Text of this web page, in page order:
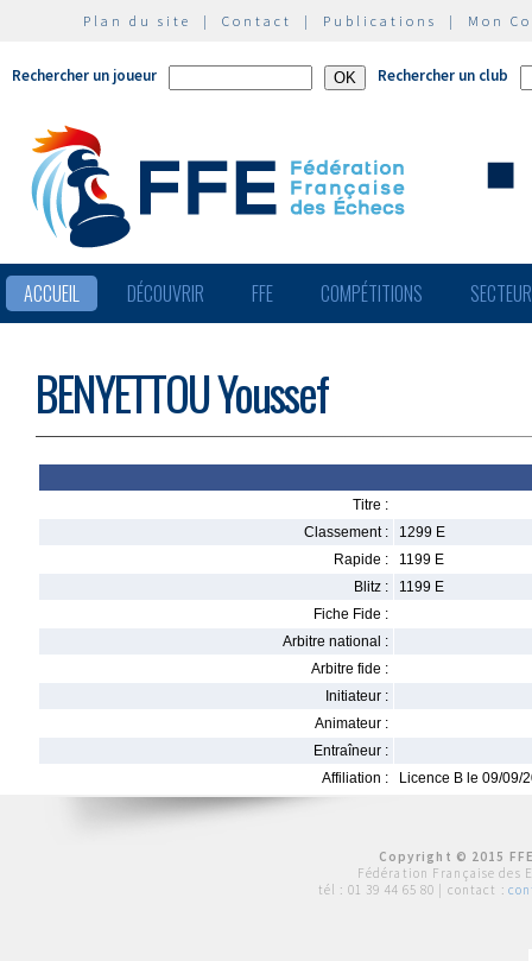
Plan du site | Contact | Publications | Mon
Rechercher un joueur Rechercher un club
ACCUEIL DÉCOUVRIR FFE COMPÉTITIONS
BENYETTOU Youssef
Titre :
Classement :
1299 E
Rapide :
1199 E
Blitz :
1199 E
Fiche Fide :
Arbitre national :
Arbitre fide :
Initiateur :
Animateur :
Entraîneur :
Affiliation :
Licence B le 09/09/
Copyright © 2015
Fédération Française des
tél : 01 39 44 65 80 | contact :